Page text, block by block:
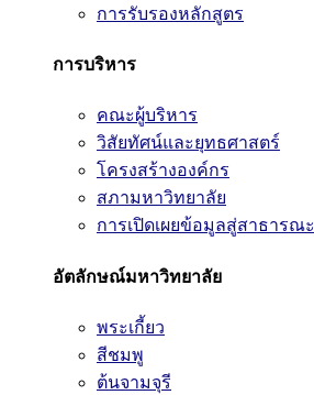
การรับรองหลักสูตร
การบริหาร
คณะผู้บริหาร
วิสัยทัศน์และยุทธศาสตร์
โครงสร้างองค์กร
สภามหาวิทยาลัย
การเปิดเผยข้อมูลสู่สาธารณะ
อัตลักษณ์มหาวิทยาลัย
พระเกี้ยว
สีชมพู
ต้นจามจุรี